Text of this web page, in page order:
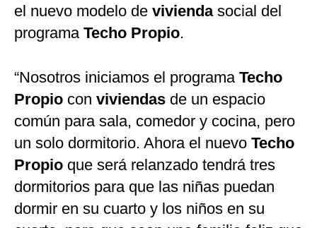
el nuevo modelo de vivienda social del
programa Techo Propio.
“Nosotros iniciamos el programa Techo
Propio con viviendas de un espacio
común para sala, comedor y cocina, pero
un solo dormitorio. Ahora el nuevo Techo
Propio que será relanzado tendrá tres
dormitorios para que las niñas puedan
dormir en su cuarto y los niños en su